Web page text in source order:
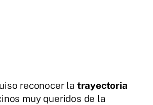
reconocer la trayectoria
muy queridos de la